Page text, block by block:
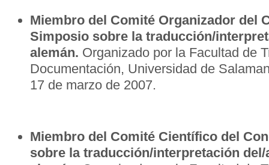
Miembro del Comité Organizador del
Simposio sobre la traducción/
alemán. Organizado por la Facultad de
Documentación, Universidad de
17 de marzo de 2007.
Miembro del Comité Científico del
sobre la traducción/interpretación del/